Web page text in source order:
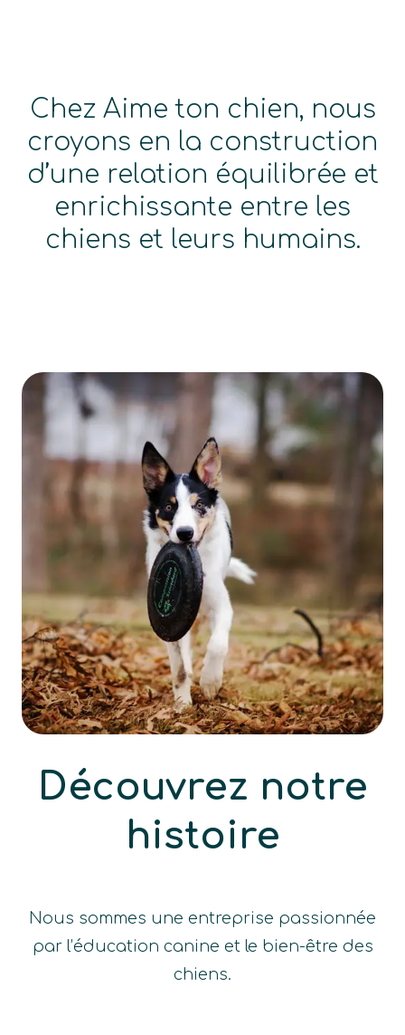
Chez Aime ton chien, nous
croyons en la construction
d’une relation équilibrée et
enrichissante entre les
chiens et leurs humains.
Découvrez notre
histoire
Nous sommes une entreprise passionnée
par l’éducation canine et le bien-être des
chiens.